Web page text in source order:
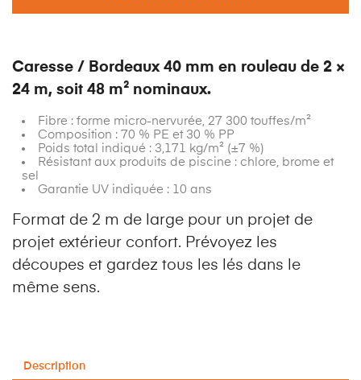
Caresse / Bordeaux 40 mm en rouleau de 2 ×
24 m, soit 48 m² nominaux.
Fibre : forme micro-nervurée, 27 300 touffes/m²
Composition : 70 % PE et 30 % PP
Poids total indiqué : 3,171 kg/m² (±7 %)
Résistant aux produits de piscine : chlore, brome et
sel
Garantie UV indiquée : 10 ans
Format de 2 m de large pour un projet de
projet extérieur confort. Prévoyez les
découpes et gardez tous les lés dans le
même sens.
Description